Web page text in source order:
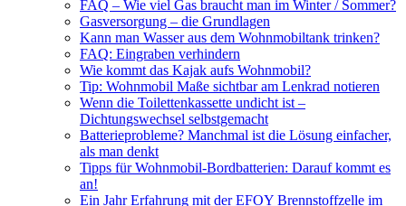
FAQ – Wie viel Gas braucht man im Winter / Sommer?
Gasversorgung – die Grundlagen
Kann man Wasser aus dem Wohnmobiltank trinken?
FAQ: Eingraben verhindern
Wie kommt das Kajak aufs Wohnmobil?
Tip: Wohnmobil Maße sichtbar am Lenkrad notieren
Wenn die Toilettenkassette undicht ist –
Dichtungswechsel selbstgemacht
Batterieprobleme? Manchmal ist die Lösung einfacher,
als man denkt
Tipps für Wohnmobil-Bordbatterien: Darauf kommt es
an!
Ein Jahr Erfahrung mit der EFOY Brennstoffzelle im